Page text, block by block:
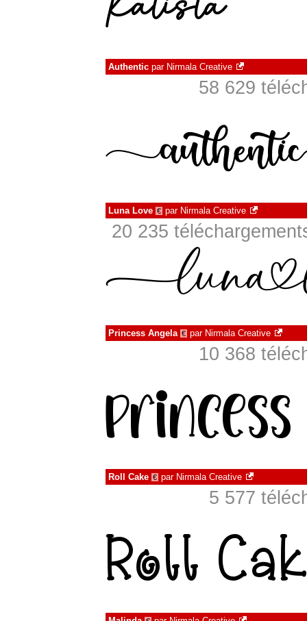
Authentic par Nirmala Creative
58 629
Luna Love € par Nirmala Creative
20 235
Princess Angela € par Nirmala Creative
10 368
Roll Cake € par Nirmala Creative
5 577